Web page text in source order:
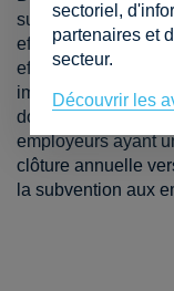
subvention auront
effectuera les
effective de la
impayé recevront
dont le montant
employeurs ayant
clôture annuelle
la subvention aux
sectoriel,
partenaires et
secteur.
Découvrir les